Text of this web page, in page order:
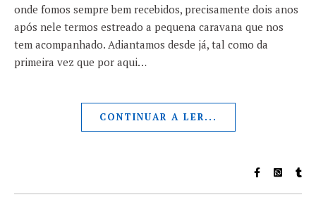
onde fomos sempre bem recebidos, precisamente dois anos
após nele termos estreado a pequena caravana que nos
tem acompanhado. Adiantamos desde já, tal como da
primeira vez que por aqui…
CONTINUAR A LER...